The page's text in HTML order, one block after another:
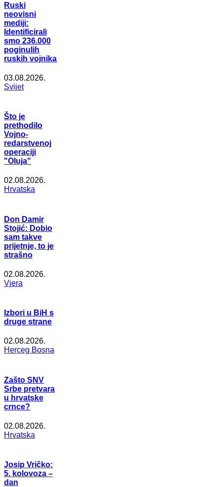
Ruski
neovisni
mediji:
Identificirali
smo 236.000
poginulih
ruskih vojnika
03.08.2026.
Svijet
Što je
prethodilo
Vojno-
redarstvenoj
operaciji
"Oluja"
02.08.2026.
Hrvatska
Don Damir
Stojić: Dobio
sam takve
prijetnje, to je
strašno
02.08.2026.
Vjera
Izbori u BiH s
druge strane
02.08.2026.
Herceg Bosna
Zašto SNV
Srbe pretvara
u hrvatske
crnce?
02.08.2026.
Hrvatska
Josip Vričko:
5. kolovoza –
dan